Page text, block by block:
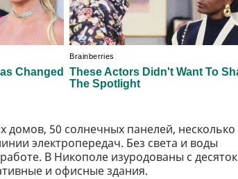
50 солнечных панелей, несколько
электропередач. Без света и воды
В Никополе изуродованы с десяток
и офисные здания.